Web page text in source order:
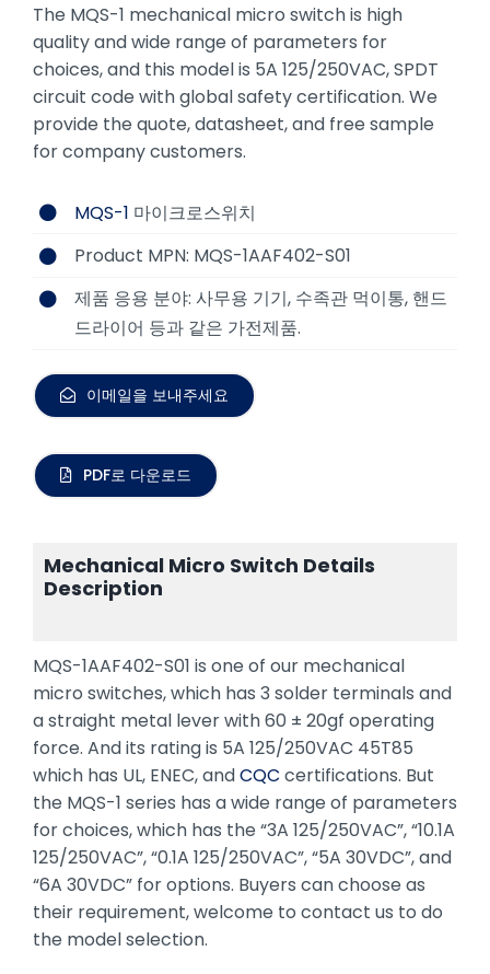
The MQS-1 mechanical micro switch is high
quality and wide range of parameters for
choices, and this model is 5A 125/250VAC, SPDT
circuit code with global safety certification. We
provide the quote, datasheet, and free sample
for company customers.
MQS-1 마이크로스위치
Product MPN: MQS-1AAF402-S01
제품 응용 분야: 사무용 기기, 수족관 먹이통, 핸드
드라이어 등과 같은 가전제품.
이메일을 보내주세요
PDF로 다운로드
Mechanical Micro Switch Details
Description
MQS-1AAF402-S01 is one of our mechanical
micro switches, which has 3 solder terminals and
a straight metal lever with 60 ± 20gf operating
force. And its rating is 5A 125/250VAC 45T85
which has UL, ENEC, andCQC certifications. But
the MQS-1 series has a wide range of parameters
for choices, which has the “3A 125/250VAC”, “10.1A
125/250VAC”, “0.1A 125/250VAC”, “5A 30VDC”, and
“6A 30VDC” for options. Buyers can choose as
their requirement, welcome to contact us to do
the model selection.